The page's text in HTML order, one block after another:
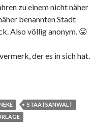
zu einem nicht näher
benannten Stadt
Also völlig anonym. 😛
der es in sich hat.
des Morgens
STAATSANWALT